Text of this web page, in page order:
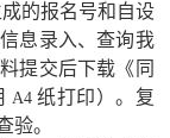
的报名号和自设
息录入、查询我
提交后下载《同
A4纸打印）。复
验。